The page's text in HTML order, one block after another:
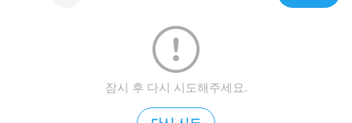
잠시 후 다시 시도해주세요.